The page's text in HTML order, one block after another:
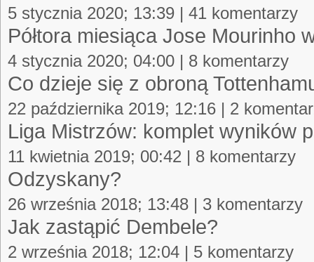
5 stycznia 2020; 13:39 | 41 komentarzy
Półtora miesiąca Jose Mourinho
4 stycznia 2020; 04:00 | 8 komentarzy
Co dzieje się z obroną
22 października 2019; 12:16 | 2
Liga Mistrzów: komplet wyników
11 kwietnia 2019; 00:42 | 8 komentarzy
Odzyskany?
26 września 2018; 13:48 | 3 komentarzy
Jak zastąpić Dembele?
2 września 2018; 12:04 | 5 komentarzy